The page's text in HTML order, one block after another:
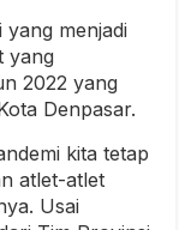
menjadi
yang
2022 yang
Denpasar.
kita tetap
atlet-atlet
Usai